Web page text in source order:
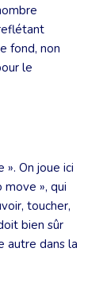
fond, non
le
». On joue ici
», qui
toucher,
bien sûr
autre dans la